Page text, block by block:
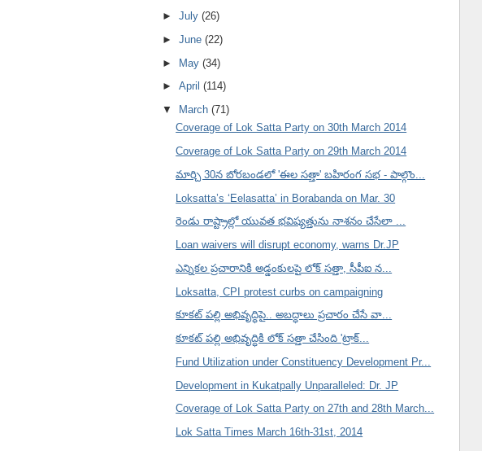
►July(26)
►June(22)
► May(34)
►April(114)
▼
March(71)
Coverage of Lok Satta Party on 30th March 2014
Coverage of Lok Satta Party on 29th March 2014
మార్చి 30న బోరబండలో 'ఈల సత్తా' బహిరంగ సభ - పాల్గొం...
Loksatta’s ‘Eelasatta’ in Borabanda on Mar. 30
రెండు రాష్ట్రాల్లో యువత భవిష్యత్తును నాశనం చేసేలా ...
Loan waivers will disrupt economy, warns Dr.JP
ఎన్నికల ప్రచారానికి అడ్డంకులపై లోక్ సత్తా, సీపీఐ న...
Loksatta, CPI protest curbs on campaigning
కూకట్ పల్లి అభివృద్ధిపై.. అబద్ధాలు ప్రచారం చేసే వా...
కూకట్ పల్లి అభివృద్ధికి లోక్ సత్తా చేసింది 'ట్రాక్...
Fund Utilization under Constituency Development Pr...
Development in Kukatpally Unparalleled: Dr. JP
Coverage of Lok Satta Party on 27th and 28th March...
Lok Satta Times March 16th-31st, 2014